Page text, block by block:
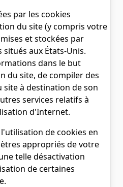
par les cookies
du site (y compris votre
et stockées par
aux États-Unis.
dans le but
du site, de compiler des
à destination de son
services relatifs à
d'Internet.
de cookies en
appropriés de votre
telle désactivation
de certaines